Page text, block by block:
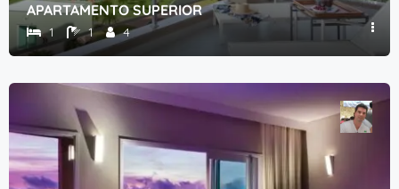
APARTAMENTO SUPERIOR
1 1 4